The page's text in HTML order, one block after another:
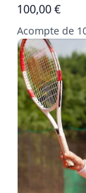
100,00 €
Acompte de